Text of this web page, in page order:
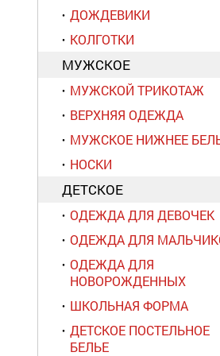
ДОЖДЕВИКИ
КОЛГОТКИ
МУЖСКОЕ
МУЖСКОЙ ТРИКОТАЖ
ВЕРХНЯЯ ОДЕЖДА
МУЖСКОЕ НИЖНЕЕ
НОСКИ
ДЕТСКОЕ
ОДЕЖДА ДЛЯ ДЕВОЧЕК
ОДЕЖДА ДЛЯ
ОДЕЖДА ДЛЯ
НОВОРОЖДЕННЫХ
ШКОЛЬНАЯ ФОРМА
ДЕТСКОЕ ПОСТЕЛЬНОЕ
БЕЛЬЕ